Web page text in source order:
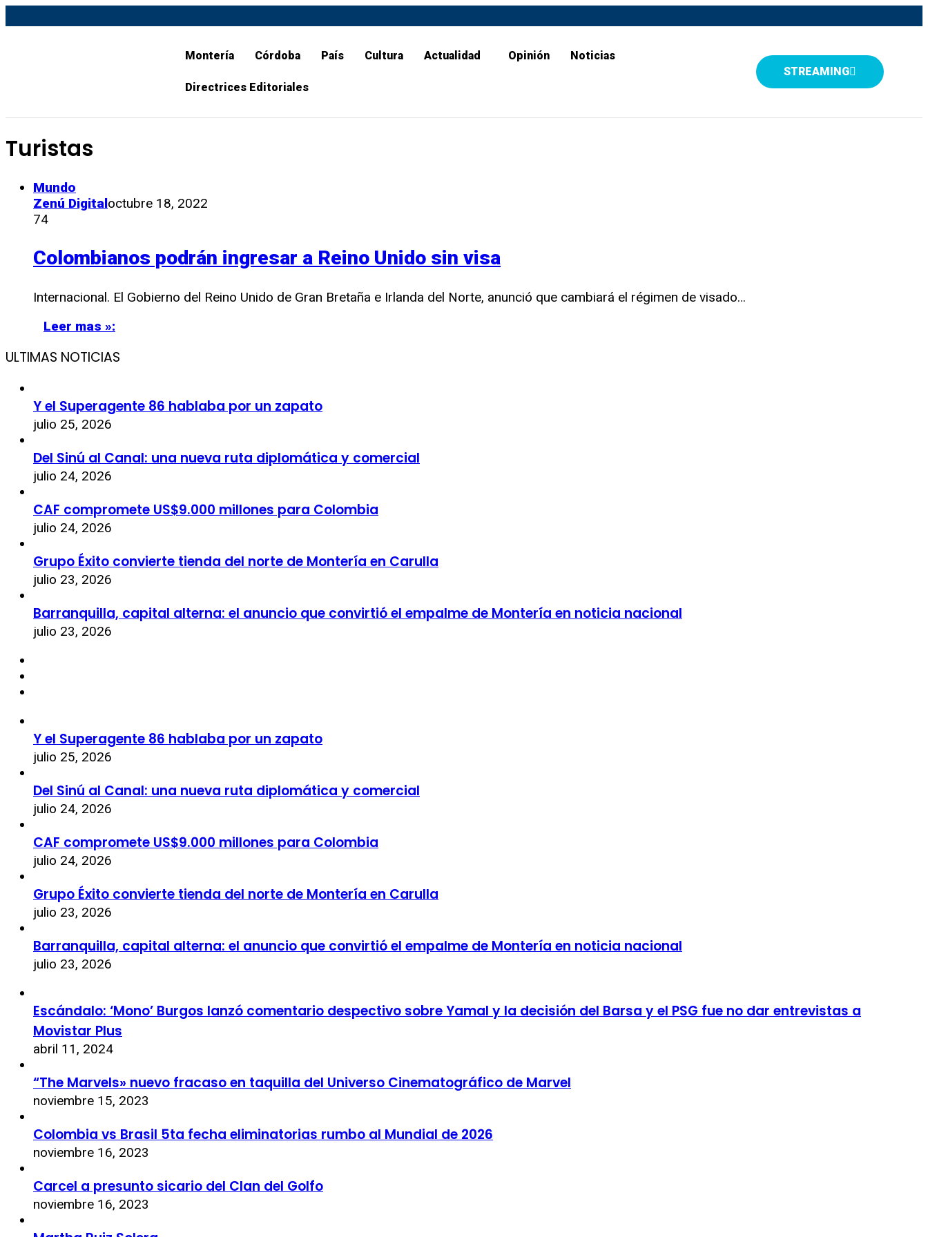
Montería Córdoba País Cultura Actualidad Opinión Noticias
Directrices Editoriales
STREAMING
Turistas
Mundo
Zenú Digitaloctubre 18, 2022
74
Colombianos podrán ingresar a Reino Unido sin visa
Internacional. El Gobierno del Reino Unido de Gran Bretaña e Irlanda del Norte, anunció que cambiará el régimen de visado…
Leer mas »:
ULTIMAS NOTICIAS
Y el Superagente 86 hablaba por un zapato
julio 25, 2026
Del Sinú al Canal: una nueva ruta diplomática y comercial
julio 24, 2026
CAF compromete US$9.000 millones para Colombia
julio 24, 2026
Grupo Éxito convierte tienda del norte de Montería en Carulla
julio 23, 2026
Barranquilla, capital alterna: el anuncio que convirtió el empalme de Montería en noticia nacional
julio 23, 2026
Y el Superagente 86 hablaba por un zapato
julio 25, 2026
Del Sinú al Canal: una nueva ruta diplomática y comercial
julio 24, 2026
CAF compromete US$9.000 millones para Colombia
julio 24, 2026
Grupo Éxito convierte tienda del norte de Montería en Carulla
julio 23, 2026
Barranquilla, capital alterna: el anuncio que convirtió el empalme de Montería en noticia nacional
julio 23, 2026
Escándalo: ‘Mono’ Burgos lanzó comentario despectivo sobre Yamal y la decisión del Barsa y el PSG fue no dar entrevistas a
Movistar Plus
abril 11, 2024
“The Marvels» nuevo fracaso en taquilla del Universo Cinematográfico de Marvel
noviembre 15, 2023
Colombia vs Brasil 5ta fecha eliminatorias rumbo al Mundial de 2026
noviembre 16, 2023
Carcel a presunto sicario del Clan del Golfo
noviembre 16, 2023